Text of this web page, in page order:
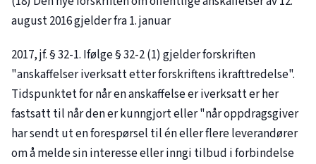
august 2016 gjelder fra 1. januar
2017, jf. § 32-1. Ifølge § 32-2 (1) gjelder forskriften
"anskaffelser iverksatt etter forskriftens ikrafttredelse".
Tidspunktet for når en anskaffelse er iverksatt er her
fastsatt til når den er kunngjort eller "når oppdragsgiver
har sendt ut en forespørsel til én eller flere leverandører
om å melde sin interesse eller inngi tilbud i forbindelse